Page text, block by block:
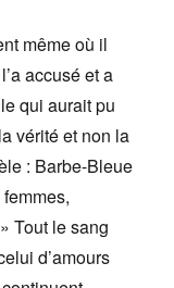
même où il
accusé et a
qui aurait pu
vérité et non la
: Barbe-Bleue
Tout le sang
d’amours